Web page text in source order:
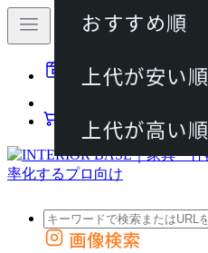
動画マニュアル
カート
外部サイトの商品をカートに追加
画像検索
おすすめ順
上代が安い順
上代が高い順